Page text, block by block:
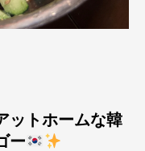
ットホームな韓
ー